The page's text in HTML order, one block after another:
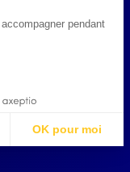
pendant
OK pour moi